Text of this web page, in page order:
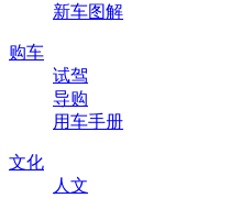
新车图解
购车
试驾
导购
用车手册
文化
人文